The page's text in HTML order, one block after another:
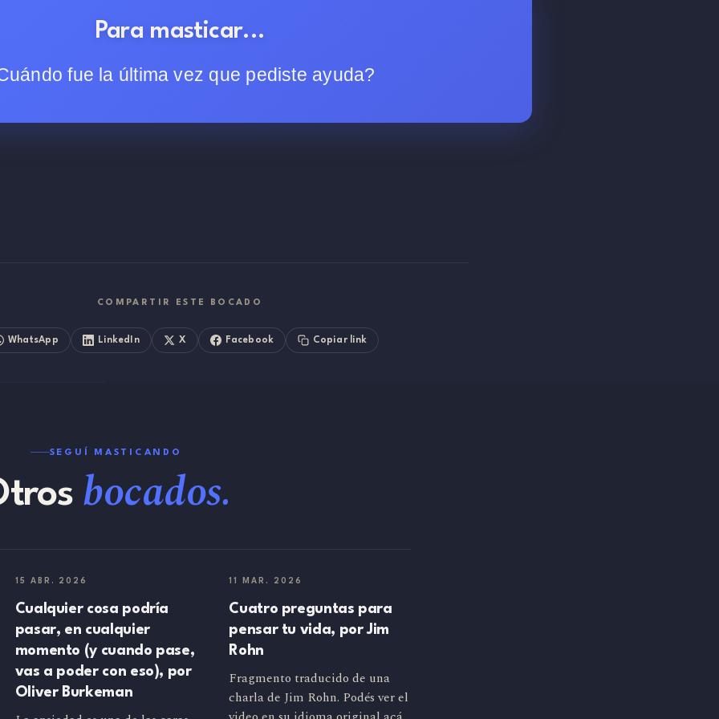
Para masticar...
fue la última vez que pediste ayuda?
COMPARTIR ESTE BOCADO
WhatsApp LinkedIn X Facebook Copiar link
SEGUÍ MASTICANDO
bocados.
15 ABR. 2026
Cualquier cosa podría
pasar, en cualquier
momento (y cuando pase,
vas a poder con eso), por
Oliver Burkeman
11 MAR. 2026
Cuatro preguntas para
pensar tu vida, por Jim
Rohn
Fragmento traducido de una
charla de Jim Rohn. Podés ver el